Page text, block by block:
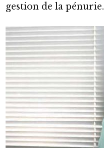
gestion de la pénurie.